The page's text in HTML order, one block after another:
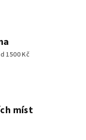
1500 Kč
míst